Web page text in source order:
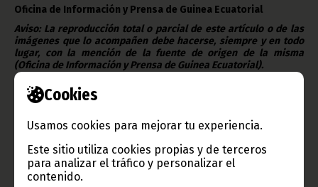
Cookies
Usamos cookies para mejorar tu experiencia.
Este sitio utiliza cookies propias y de terceros
para analizar el tráfico y personalizar el
contenido.
Oficina de Información y Prensa de Guinea Ecuatorial
Aviso: La reproducción total o parcial de este artículo o de las
imágenes que lo acompañen debe hacerse, siempre y en todo
lugar, con la mención de la fuente de origen de la misma
(Oficina de Información y Prensa de Guinea Ecuatorial).
Gobierno e Instituciones